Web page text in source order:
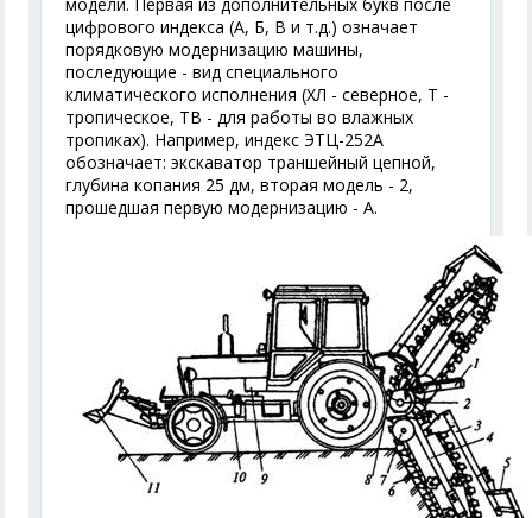
цифрового индекса (А, Б, В и т.д.) означает
порядковую модернизацию машины,
последующие - вид специального
климатического исполнения (ХЛ - северное, Т -
тропическое, ТВ - для работы во влажных
тропиках). Например, индекс ЭТЦ-252А
обозначает: экскаватор траншейный цепной,
глубина копания 25 дм, вторая модель - 2,
прошедшая первую модернизацию - А.